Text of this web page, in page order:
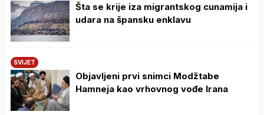
Šta se krije iza migrantskog cunamija i
udara na špansku enklavu
SVIJET
Objavljeni prvi snimci Modžtabe
Hamneja kao vrhovnog vođe Irana